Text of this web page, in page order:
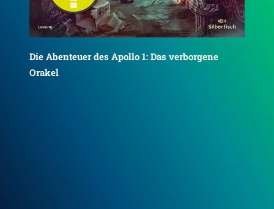
Die Abenteuer des Apollo 2: Die dunkle
Prophezeiung